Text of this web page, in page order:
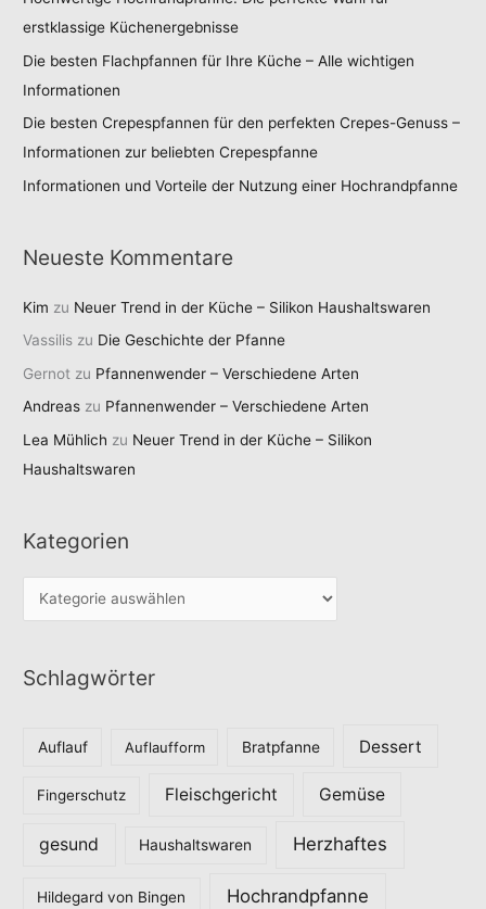
erstklassige Küchenergebnisse
Die besten Flachpfannen für Ihre Küche – Alle wichtigen
Informationen
Die besten Crepespfannen für den perfekten Crepes-Genuss –
Informationen zur beliebten Crepespfanne
Informationen und Vorteile der Nutzung einer Hochrandpfanne
Neueste Kommentare
Kim zu Neuer Trend in der Küche – Silikon Haushaltswaren
Vassilis zu Die Geschichte der Pfanne
Gernot zu Pfannenwender – Verschiedene Arten
Andreas zu Pfannenwender – Verschiedene Arten
Lea Mühlich zu Neuer Trend in der Küche – Silikon
Haushaltswaren
Kategorien
a
e
Schlagwörter
Auflauf Auflaufform Bratpfanne Dessert
Fingerschutz Fleischgericht Gemüse
gesund Haushaltswaren Herzhaftes
Hildegard von Bingen Hochrandpfanne